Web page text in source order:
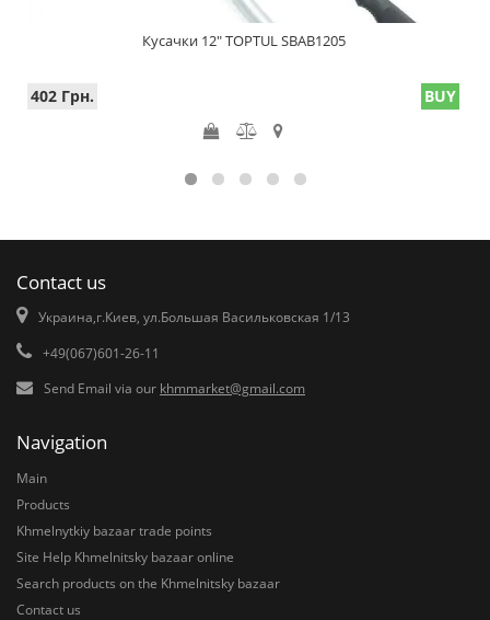
Кусачки 12" TOPTUL SBAB1205
402 Грн. BUY
Contact us
Украина,г.Киев, ул.Большая Васильковская 1/13
+49(067)601-26-11
Send Email via our khmmarket@gmail.com
Navigation
Main
Products
Khmelnytkiy bazaar trade points
Site Help Khmelnitsky bazaar online
Search products on the Khmelnitsky bazaar
Contact us